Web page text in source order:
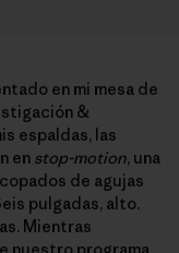
en mi mesa de
&
espaldas, las
en stop-motion, una
de agujas
pulgadas, alto.
Mientras